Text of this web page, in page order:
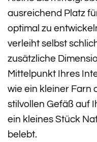
ausreichend Platz
optimal zu
verleiht selbst
zusätzliche
Mittelpunkt Ihres
wie ein kleiner Farn
stilvollen Gefäß auf
ein kleines Stück
belebt.